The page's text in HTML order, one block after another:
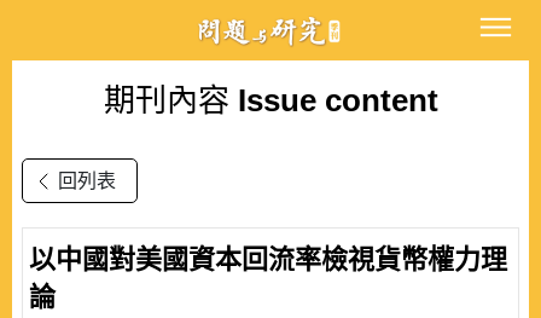
期刊內容 Issue content
回列表
以中國對美國資本回流率檢視貨幣權力理
論